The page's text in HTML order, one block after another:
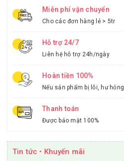
Miễn phí vận chuyển
Cho các đơn hàng lẻ > 5tr
Hỗ trợ 24/7
Liên hệ hỗ trợ 24h/ngày
Hoàn tiền 100%
Nếu sản phẩm bị lỗi, hư hỏng
Thanh toán
Được bảo mật 100%
Tin tức • Khuyến mãi